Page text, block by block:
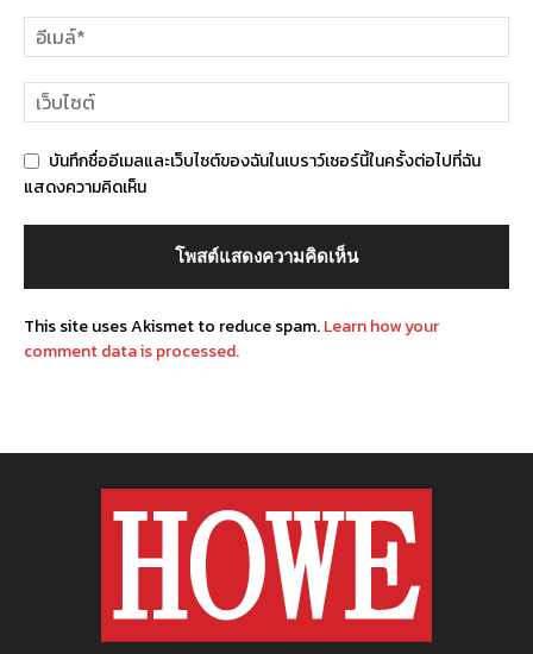
บันทึกชื่ออีเมลและเว็บไซต์ของฉันในเบราว์เซอร์นี้ในครั้งต่อไปที่ฉัน
แสดงความคิดเห็น
This site uses Akismet to reduce spam.Learn how your
comment data is processed.